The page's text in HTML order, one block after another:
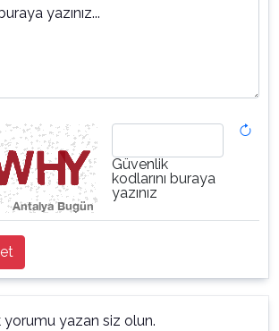
yazınız...
Güvenlik
kodlarını buraya
yazınız
yorumu yazan siz olun.